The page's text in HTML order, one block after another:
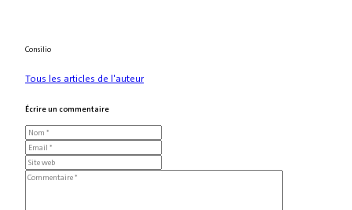
Consilio
Tous les articles de l'auteur
Écrire un commentaire